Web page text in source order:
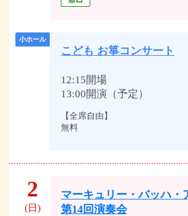
小ホール
こども お箏コンサート
12:15開場
13:00開演（予定）
【全席自由】
無料
2
(日)
マーキュリー・バッハ・
第14回演奏会